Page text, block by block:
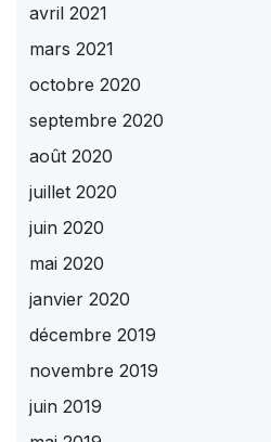
avril 2021
mars 2021
octobre 2020
septembre 2020
août 2020
juillet 2020
juin 2020
mai 2020
janvier 2020
décembre 2019
novembre 2019
juin 2019